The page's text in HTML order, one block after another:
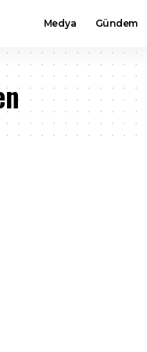
Medya Gündem